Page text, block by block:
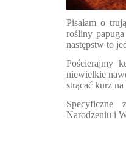
Pisałam o
rośliny
następstw to
Pościerajmy
niewielkie
strącać kurz na
Specyficzne
Narodzeniu i